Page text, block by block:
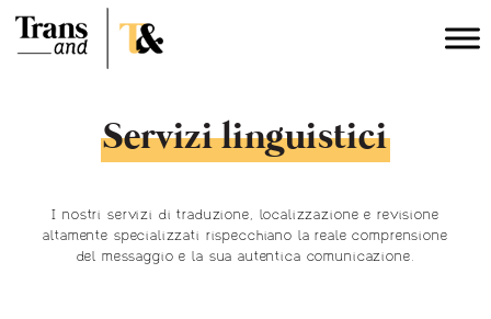
Servizi linguistici
I nostri servizi di traduzione, localizzazione e revisione
altamente specializzati rispecchiano la reale comprensione
del messaggio e la sua autentica comunicazione.